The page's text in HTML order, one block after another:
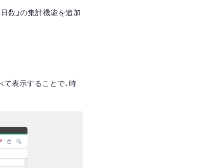
数」の集計機能を追加
て表示することで、時